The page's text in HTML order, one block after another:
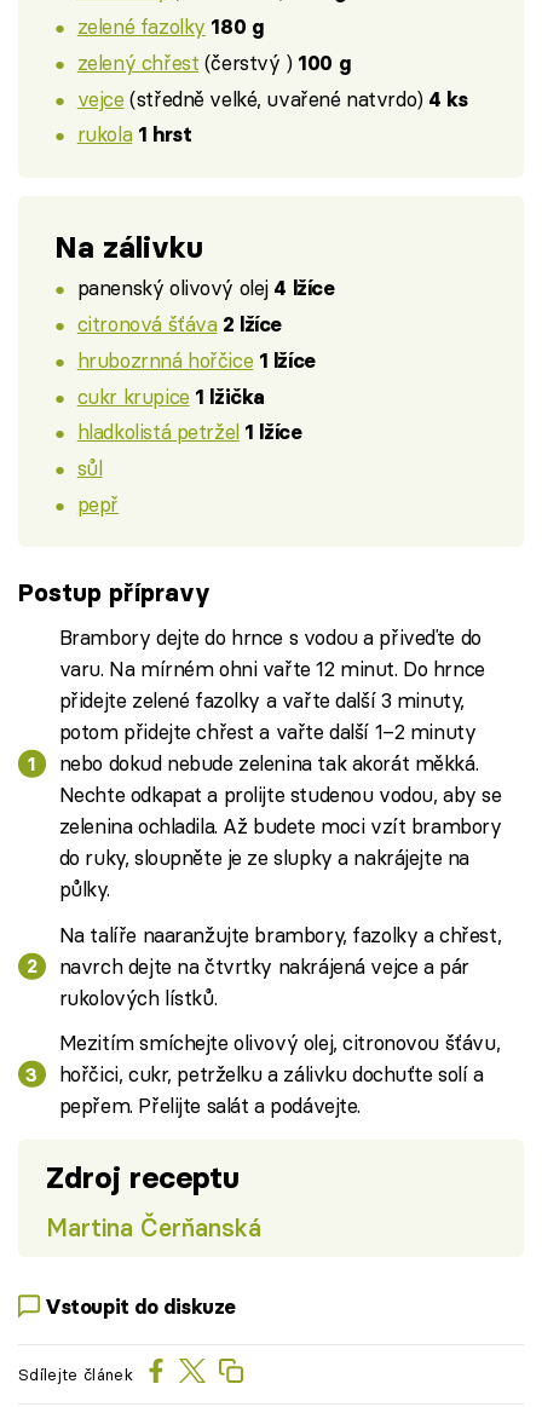
zelené fazolky 180 g
zelený chřest (čerstvý ) 100 g
vejce (středně velké, uvařené natvrdo) 4 ks
rukola 1 hrst
Na zálivku
panenský olivový olej 4 lžíce
citronová šťáva 2 lžíce
hrubozrnná hořčice 1 lžíce
cukr krupice 1 lžička
hladkolistá petržel 1 lžíce
sůl
pepř
Postup přípravy
Brambory dejte do hrnce s vodou a přiveďte do
varu. Na mírném ohni vařte 12 minut. Do hrnce
přidejte zelené fazolky a vařte další 3 minuty,
potom přidejte chřest a vařte další 1–2 minuty
nebo dokud nebude zelenina tak akorát měkká.
Nechte odkapat a prolijte studenou vodou, aby se
zelenina ochladila. Až budete moci vzít brambory
do ruky, sloupněte je ze slupky a nakrájejte na
půlky.
Na talíře naaranžujte brambory, fazolky a chřest,
navrch dejte na čtvrtky nakrájená vejce a pár
rukolových lístků.
Mezitím smíchejte olivový olej, citronovou šťávu,
hořčici, cukr, petrželku a zálivku dochuťte solí a
pepřem. Přelijte salát a podávejte.
Zdroj receptu
Martina Čerňanská
Vstoupit do diskuze
Sdílejte článek